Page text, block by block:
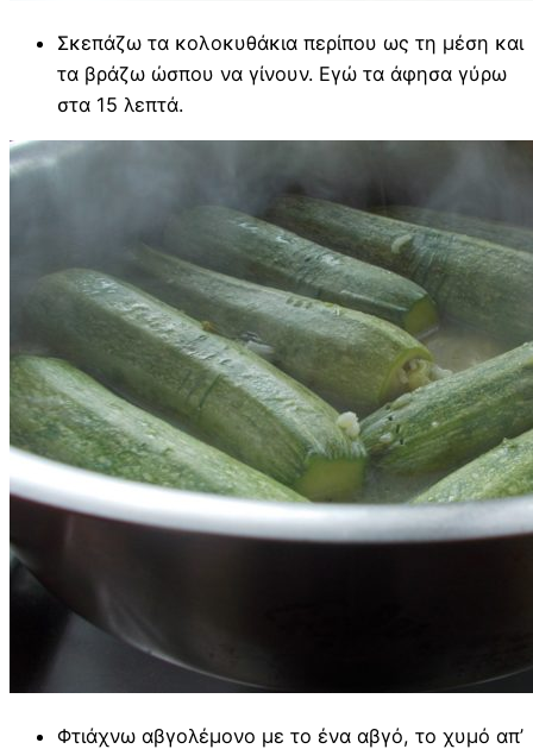
Σκεπάζω τα κολοκυθάκια περίπου ως τη μέση και
τα βράζω ώσπου να γίνουν. Εγώ τα άφησα γύρω
στα 15 λεπτά.
Φτιάχνω αβγολέμονο με το ένα αβγό, το χυμό απ’